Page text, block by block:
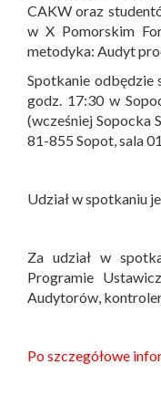
CAKW oraz
w X Pomorskim
metodyka: Audyt
Spotkanie odbędzie
godz. 17:30 w
(wcześniej Sopocka
81-855 Sopot, sala
Udział w spotkaniu
Za udział w
Programie
Audytorów,
Po szczegółowe